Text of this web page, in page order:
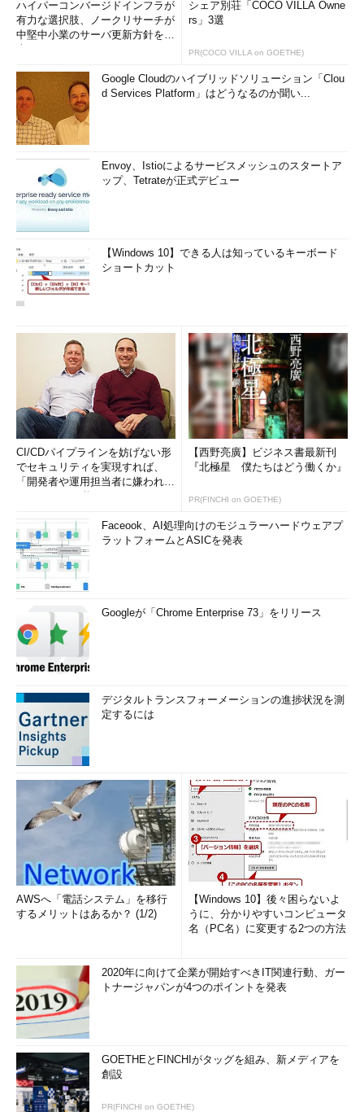
ハイパーコンバージドインフラが
有力な選択肢、ノークリサーチが
中堅中小業のサーバ更新方針を調
シェア別荘「COCO VILLA Owne
rs」3選
PR(COCO VILLA on GOETHE)
Google Cloudのハイブリッドソリューション「Clou
d Services Platform」はどうなるのか聞い...
Envoy、Istioによるサービスメッシュのスタートア
ップ、Tetrateが正式デビュー
【Windows 10】できる人は知っているキーボード
ショートカット
CI/CDパイプラインを妨げない形
でセキュリティを実現すれば、
「開発者や運用担当者に嫌われな
【西野亮廣】ビジネス書最新刊
『北極星 僕たちはどう働くか』
PR(FINCHI on GOETHE)
Faceook、AI処理向けのモジュラーハードウェアプ
ラットフォームとASICを発表
Googleが「Chrome Enterprise 73」をリリース
デジタルトランスフォーメーションの進捗状況を測
定するには
AWSへ「電話システム」を移行
するメリットはあるか？ (1/2)
【Windows 10】後々困らないよ
うに、分かりやすいコンピュータ
名（PC名）に変更する2つの方法
2020年に向けて企業が開始すべきIT関連行動、ガー
トナージャパンが4つのポイントを発表
GOETHEとFINCHIがタッグを組み、新メディアを
創設
PR(FINCHI on GOETHE)